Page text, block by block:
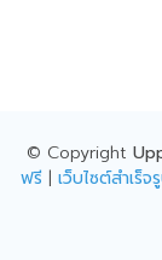
© Copyright
ฟรี| เว็บไซต์สำเร็จ